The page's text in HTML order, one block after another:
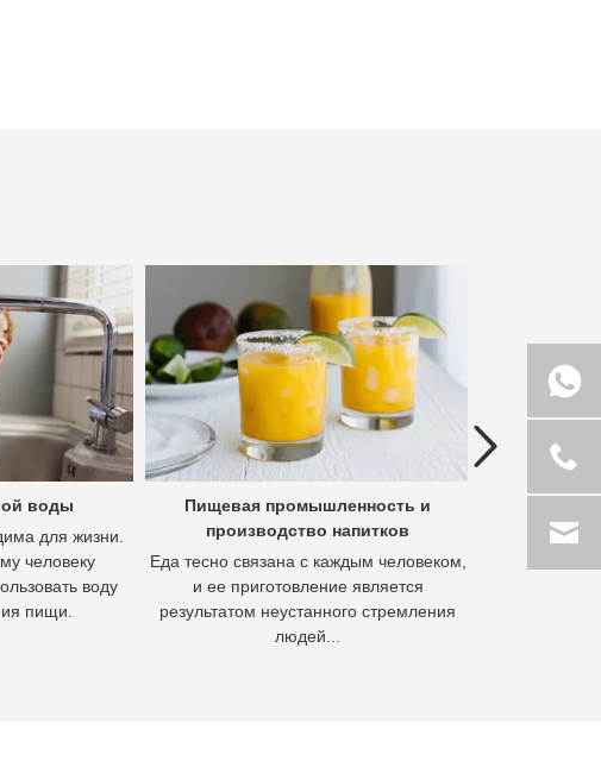
воды
для жизни.
человеку
воду
пищи.
Пищевая промышленность и
производство напитков
Еда тесно связана с каждым человеком,
и ее приготовление является
результатом неустанного стремления
людей...
Previous